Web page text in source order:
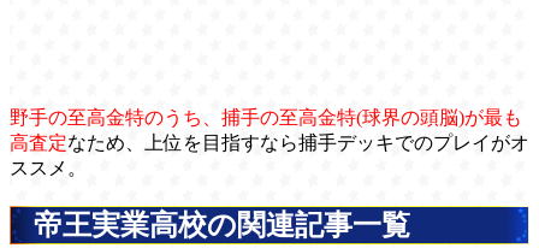
野手の至高金特のうち、捕手の至高金特(球界の頭脳)が最も
高査定なため、上位を目指すなら捕手デッキでのプレイがオ
ススメ。
帝王実業高校の関連記事一覧